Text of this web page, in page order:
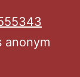
anonym